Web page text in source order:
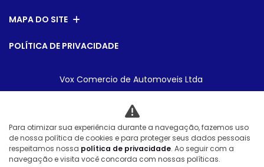
MAPA DO SITE
POLÍTICA DE PRIVACIDADE
Vox Comercio de Automoveis Ltda
Desacelere. Seu bem maior é a vida.
Para otimizar sua experiência durante a navegação, fazemos uso
de nossa política de cookies e para proteger seus dados pessoais
respeitamos nossa política de privacidade. Ao seguir com a
navegação e visita você concorda com nossas políticas.